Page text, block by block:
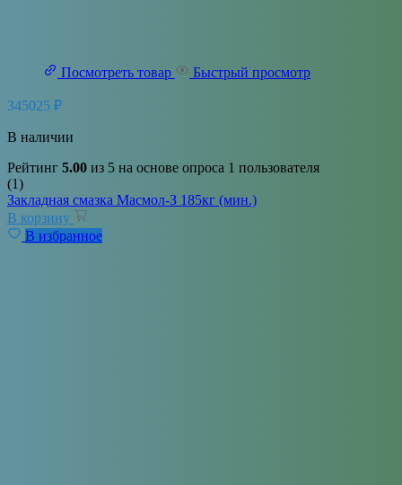
Посмотреть товар Быстрый просмотр
345025 ₽
В наличии
Рейтинг 5.00 из 5 на основе опроса 1 пользователя
(1)
Закладная смазка Масмол-З 185кг (мин.)
В корзину
В избранное